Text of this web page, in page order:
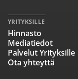
YRITYKSILLE
Hinnasto
Mediatiedot
Palvelut Yrityksille
Ota yhteyttä